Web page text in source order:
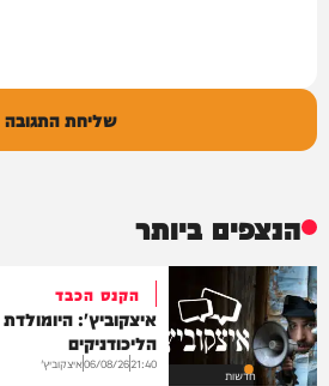
שליחת התגובה
הנצפים ביותר
חדשות
הקנס הכבד
איצקוביץ':
הליכודניקים
21:40
06/08/26איצקוביץ'